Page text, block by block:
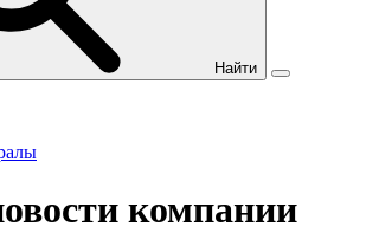
Найти
компании